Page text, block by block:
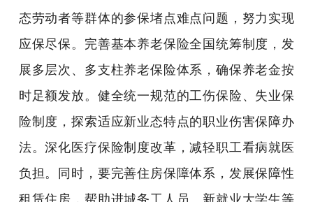
态劳动者等群体的参保堵点难点问题，努力实现
应保尽保。完善基本养老保险全国统筹制度，发
展多层次、多支柱养老保险体系，确保养老金按
时足额发放。健全统一规范的工伤保险、失业保
险制度，探索适应新业态特点的职业伤害保障办
法。深化医疗保险制度改革，减轻职工看病就医
负担。同时，要完善住房保障体系，发展保障性
租赁住房，帮助进城务工人员、新就业大学生等